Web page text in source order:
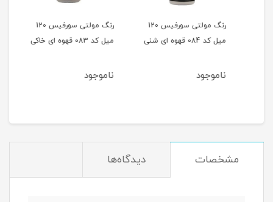
رنگ مولتی سورفیس 120
میل کد 084 قهوه ای شنی
ناموجود
رنگ مولتی سورفیس 120
میل کد 083 قهوه ای خاکی
ناموجود
مشخصات دیدگاه‌ها